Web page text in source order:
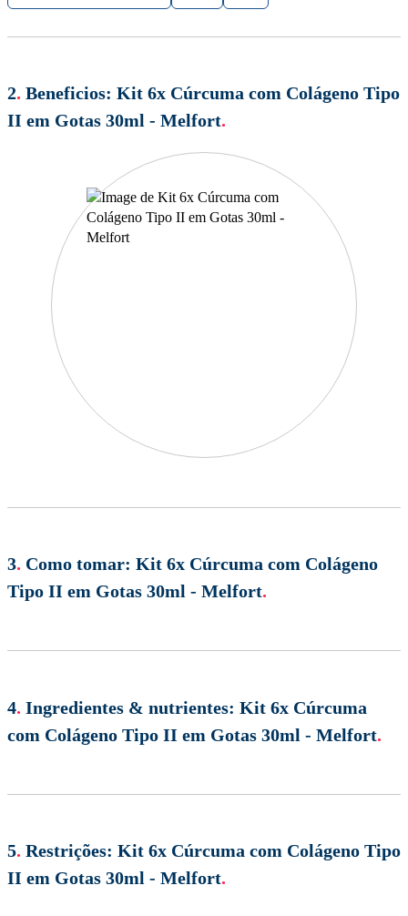
2. Beneficios: Kit 6x Cúrcuma com Colágeno Tipo
II em Gotas 30ml - Melfort.
3. Como tomar: Kit 6x Cúrcuma com Colágeno
Tipo II em Gotas 30ml - Melfort.
4. Ingredientes & nutrientes: Kit 6x Cúrcuma
com Colágeno Tipo II em Gotas 30ml - Melfort.
5. Restrições: Kit 6x Cúrcuma com Colágeno Tipo
II em Gotas 30ml - Melfort.